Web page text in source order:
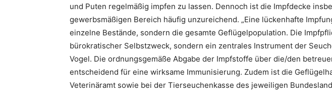
und Puten regelmäßig impfen zu lassen. Dennoch ist die Impfdecke
gewerbsmäßigen Bereich häufig unzureichend. „Eine lückenhafte
einzelne Bestände, sondern die gesamte Geflügelpopulation. Die
bürokratischer Selbstzweck, sondern ein zentrales Instrument der
Vogel. Die ordnungsgemäße Abgabe der Impfstoffe über die/den
entscheidend für eine wirksame Immunisierung. Zudem ist die
Veterinäramt sowie bei der Tierseuchenkasse des jeweiligen